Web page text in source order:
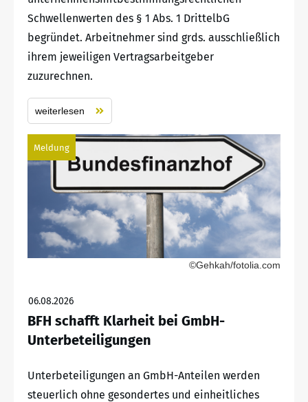
Schwellenwerten des § 1 Abs. 1 DrittelbG
begründet. Arbeitnehmer sind grds. ausschließlich
ihrem jeweiligen Vertragsarbeitgeber
zuzurechnen.
weiterlesen
Meldung
©Gehkah/fotolia.com
06.08.2026
BFH schafft Klarheit bei GmbH-
Unterbeteiligungen
Unterbeteiligungen an GmbH-Anteilen werden
steuerlich ohne gesondertes und einheitliches